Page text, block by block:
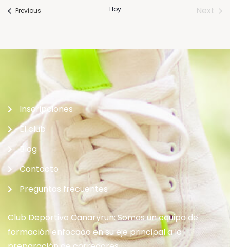
Previous Hoy
Next
Inscripciones
El club
Blog
Contacto
Preguntas frecuentes
Club Deportivo Canaryrun: Somos un equipo de
formación enfocado en su eje principal a la